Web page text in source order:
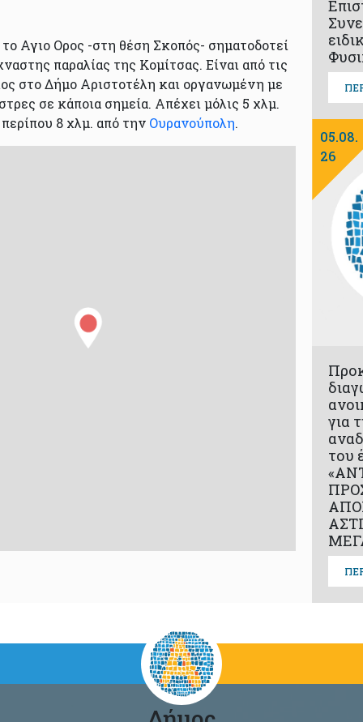
Αγιο Ορος -στη θέση Σκοπός- σηματοδοτεί
παραλίας της Κομίτσας. Είναι από τις
στο Δήμο Αριστοτέλη και οργανωμένη με
σε κάποια σημεία. Απέχει μόλις 5 χλμ.
8 χλμ. από την Ουρανούπολη.
05.08.
26
για
του